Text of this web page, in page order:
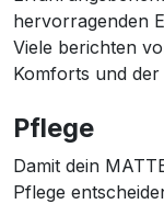
hervorragenden
Viele berichten
Komforts und
Pflege
Damit dein
Pflege